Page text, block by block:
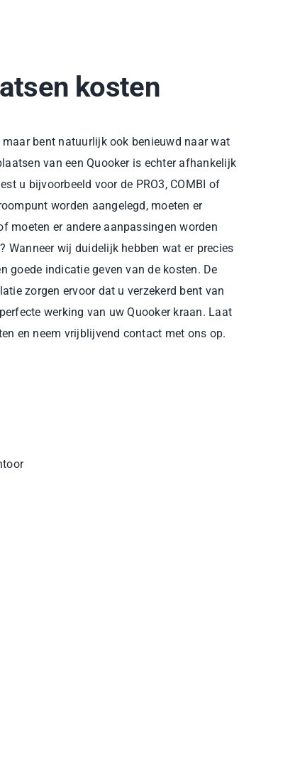
kosten
maar bent natuurlijk ook benieuwd naar wat
van een Quooker is echter afhankelijk
u bijvoorbeeld voor de PRO3, COMBI of
worden aangelegd, moeten er
moeten er andere aanpassingen worden
Wanneer wij duidelijk hebben wat er precies
goede indicatie geven van de kosten. De
zorgen ervoor dat u verzekerd bent van
werking van uw Quooker kraan. Laat
en neem vrijblijvend contact met ons op.